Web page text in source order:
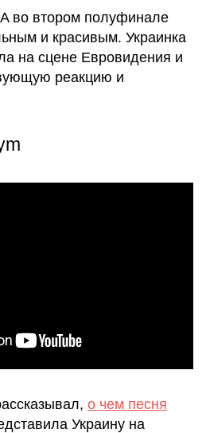
во втором полуфинале
и красивым. Украинка
на сцене Евровидения и
реакцию и
о чем песня
Украину на